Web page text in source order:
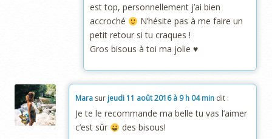
est top, personnellement j’ai bien
accroché
N’hésite pas à me faire un
petit retour si tu craques !
Gros bisous à toi ma jolie ♥
Mara sur jeudi 11 août 2016 à 9 h 04 min dit :
Je te le recommande ma belle tu vas l’aimer
c’est sûr
des bisous!